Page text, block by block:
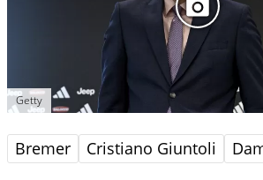
Getty
Bremer Cristiano Giuntoli